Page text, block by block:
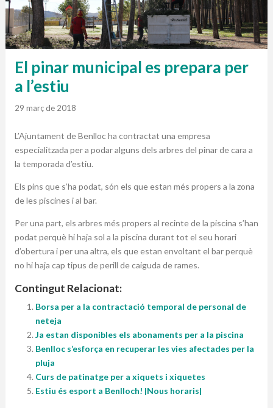
El pinar municipal es prepara per
a l’estiu
29 març de 2018
L’Ajuntament de Benlloc ha contractat una empresa
especialitzada per a podar alguns dels arbres del pinar de cara a
la temporada d’estiu.
Els pins que s’ha podat, són els que estan més propers a la zona
de les piscines i al bar.
Per una part, els arbres més propers al recinte de la piscina s’han
podat perquè hi haja sol a la piscina durant tot el seu horari
d’obertura i per una altra, els que estan envoltant el bar perquè
no hi haja cap tipus de perill de caiguda de rames.
Contingut Relacionat:
Borsa per a la contractació temporal de personal de
neteja
Ja estan disponibles els abonaments per a la piscina
Benlloc s’esforça en recuperar les vies afectades per la
pluja
Curs de patinatge per a xiquets i xiquetes
Estiu és esport a Benlloch! |Nous horaris|